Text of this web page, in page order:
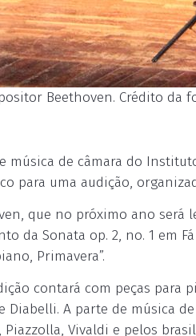
Beethoven. Crédito da
música de câmara do
para uma audição,
que no próximo ano será
da Sonata op. 2, no. 1 em
Primavera”.
contará com peças para
Diabelli. A parte de música
Vivaldi e pelos